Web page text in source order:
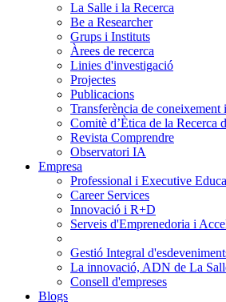
La Salle i la Recerca
Be a Researcher
Grups i Instituts
Àrees de recerca
Linies d'investigació
Projectes
Publicacions
Transferència de coneixement
Comitè d’Ètica de la Recerca
Revista Comprendre
Observatori IA
Empresa
Professional i Executive
Career Services
Innovació i R+D
Serveis d'Emprenedoria i
Gestió Integral
La innovació, ADN de La
Consell d'empreses
Blogs